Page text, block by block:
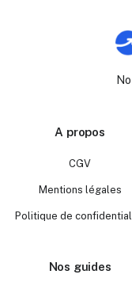
A propos
CGV
Mentions légales
Politique de
Nos guides